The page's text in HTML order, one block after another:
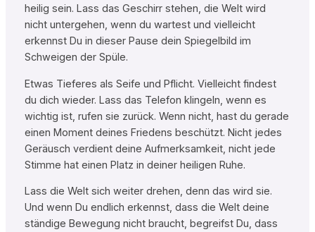
heilig sein. Lass das Geschirr stehen, die Welt wird
nicht untergehen, wenn du wartest und vielleicht
erkennst Du in dieser Pause dein Spiegelbild im
Schweigen der Spüle.
Etwas Tieferes als Seife und Pflicht. Vielleicht findest
du dich wieder. Lass das Telefon klingeln, wenn es
wichtig ist, rufen sie zurück. Wenn nicht, hast du gerade
einen Moment deines Friedens beschützt. Nicht jedes
Geräusch verdient deine Aufmerksamkeit, nicht jede
Stimme hat einen Platz in deiner heiligen Ruhe.
Lass die Welt sich weiter drehen, denn das wird sie.
Und wenn Du endlich erkennst, dass die Welt deine
ständige Bewegung nicht braucht, begreifst Du, dass